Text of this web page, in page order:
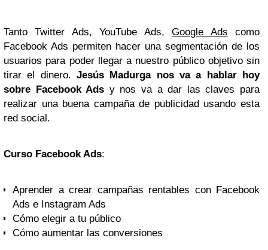
Tanto Twitter Ads, YouTube Ads,Google Ads como
Facebook Ads permiten hacer una segmentación de los
usuarios para poder llegar a nuestro público objetivo sin
tirar el dinero. Jesús Madurga nos va a hablar hoy
sobre Facebook Ads y nos va a dar las claves para
realizar una buena campaña de publicidad usando esta
red social.
Curso Facebook Ads:
Aprender a crear campañas rentables con Facebook
Ads e Instagram Ads
Cómo elegir a tu público
Cómo aumentar las conversiones